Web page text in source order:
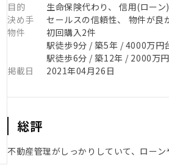
目的
生命保険代わり、 信用(ロー
決め手
セールスの信頼性、 物件が良
物件
初回購入2件
駅徒歩9分 / 築5年 / 4000万円
駅徒歩6分 / 築12年 / 2000万
掲載日
2021年04月26日
総評
不動産管理がしっかりしていて、ロー